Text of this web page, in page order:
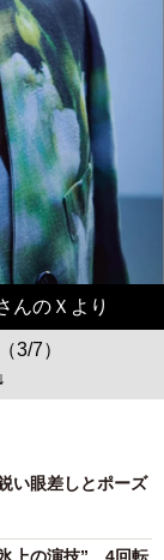
んのＸより
3/7）
い眼差しとポーズ